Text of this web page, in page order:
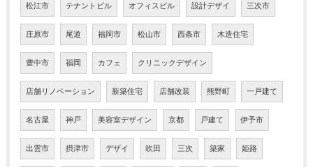
松江市 テナントビル オフィスビル 設計デザイ 三次市
庄原市 尾道 福岡市 松山市 西条市 木造住宅
豊中市 福岡 カフェ クリニックデザイン
店舗リノベーション 新築住宅 店舗改装 熊野町 一戸建て
名古屋 神戸 美容室デザイン 京都 戸建て 伊予市
出雲市 摂津市 デザイ 吹田 三次 築家 姫路